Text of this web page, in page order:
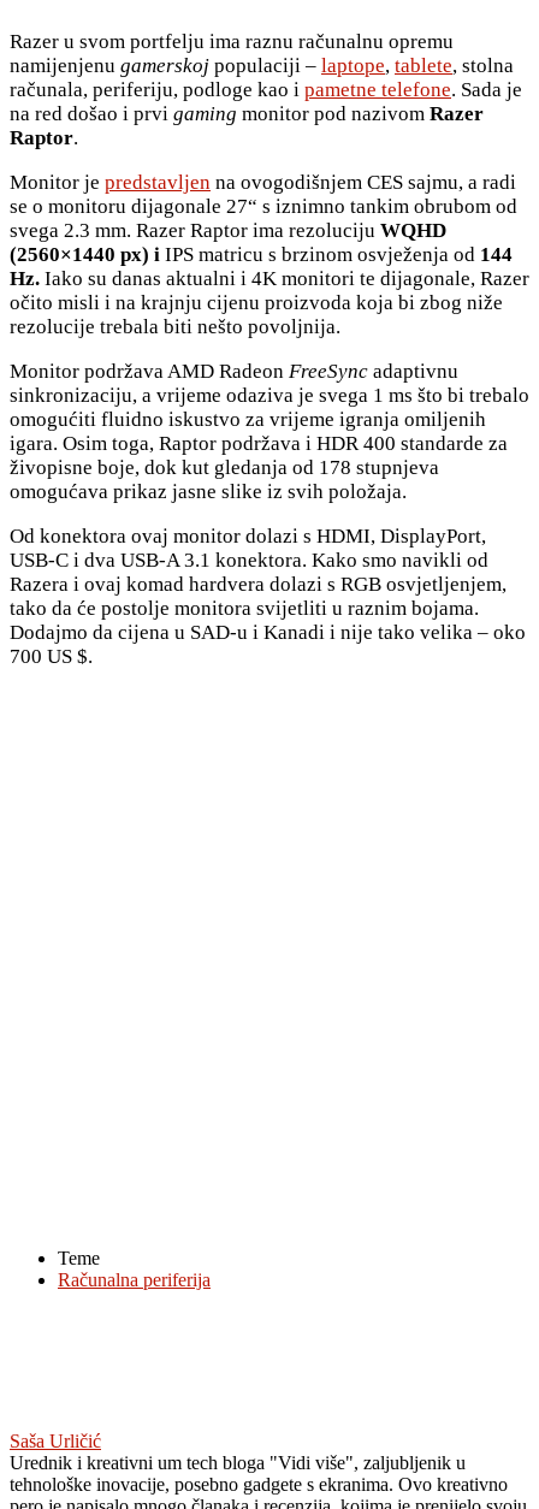
Razer u svom portfelju ima raznu računalnu opremu
namijenjenu gamerskoj populaciji – laptope, tablete, stolna
računala, periferiju, podloge kao i pametne telefone. Sada je
na red došao i prvi gaming monitor pod nazivom Razer
Raptor.
Monitor je predstavljen na ovogodišnjem CES sajmu, a radi
se o monitoru dijagonale 27“ s iznimno tankim obrubom od
svega 2.3 mm. Razer Raptor ima rezoluciju WQHD
(2560×1440 px) i IPS matricu s brzinom osvježenja od 144
Hz. Iako su danas aktualni i 4K monitori te dijagonale, Razer
očito misli i na krajnju cijenu proizvoda koja bi zbog niže
rezolucije trebala biti nešto povoljnija.
Monitor podržava AMD Radeon FreeSync adaptivnu
sinkronizaciju, a vrijeme odaziva je svega 1 ms što bi trebalo
omogućiti fluidno iskustvo za vrijeme igranja omiljenih
igara. Osim toga, Raptor podržava i HDR 400 standarde za
živopisne boje, dok kut gledanja od 178 stupnjeva
omogućava prikaz jasne slike iz svih položaja.
Od konektora ovaj monitor dolazi s HDMI, DisplayPort,
USB-C i dva USB-A 3.1 konektora. Kako smo navikli od
Razera i ovaj komad hardvera dolazi s RGB osvjetljenjem,
tako da će postolje monitora svijetliti u raznim bojama.
Dodajmo da cijena u SAD-u i Kanadi i nije tako velika – oko
700 US $.
Teme
Računalna periferija
Saša Urličić
Urednik i kreativni um tech bloga "Vidi više", zaljubljenik u
tehnološke inovacije, posebno gadgete s ekranima. Ovo kreativno